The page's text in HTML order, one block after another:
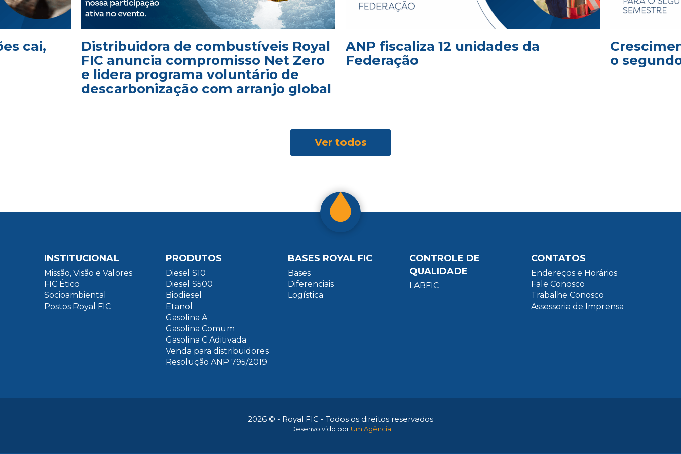
cai,
Distribuidora de combustíveis Royal
FIC anuncia compromisso Net Zero
e lidera programa voluntário de
descarbonização com arranjo global
ANP fiscaliza 12 unidades da
Federação
o
Ver todos
INSTITUCIONAL
Missão, Visão e Valores
FIC Ético
Socioambiental
Postos Royal FIC
PRODUTOS
Diesel S10
Diesel S500
Biodiesel
Etanol
Gasolina A
Gasolina Comum
Gasolina C Aditivada
Venda para distribuidores
Resolução ANP 795/2019
BASES ROYAL FIC
Bases
Diferenciais
Logística
CONTROLE DE
QUALIDADE
LABFIC
CONTATOS
Endereços e Horários
Fale Conosco
Trabalhe Conosco
Assessoria de Imprensa
2026 © - Royal FIC - Todos os direitos reservados
Desenvolvido por Um Agência